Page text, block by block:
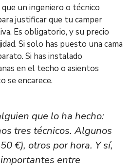
un ingeniero o técnico
justificar que tu camper
Es obligatorio, y su precio
Si solo has puesto una cama
Si has instalado
en el techo o asientos
se encarece.
que lo ha hecho:
tres técnicos. Algunos
€), otros por hora. Y sí,
entre